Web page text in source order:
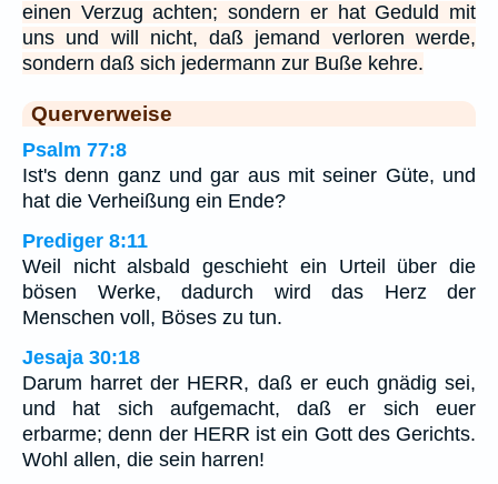
einen Verzug achten; sondern er hat Geduld mit
uns und will nicht, daß jemand verloren werde,
sondern daß sich jedermann zur Buße kehre.
Querverweise
Psalm 77:8
Ist's denn ganz und gar aus mit seiner Güte, und
hat die Verheißung ein Ende?
Prediger 8:11
Weil nicht alsbald geschieht ein Urteil über die
bösen Werke, dadurch wird das Herz der
Menschen voll, Böses zu tun.
Jesaja 30:18
Darum harret der HERR, daß er euch gnädig sei,
und hat sich aufgemacht, daß er sich euer
erbarme; denn der HERR ist ein Gott des Gerichts.
Wohl allen, die sein harren!